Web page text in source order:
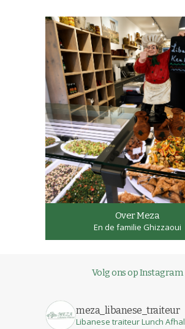
Over Meza
En de familie Ghizzaoui
Volg ons op Instagram
meza_libanese_traiteur
Libanese traiteurLunch